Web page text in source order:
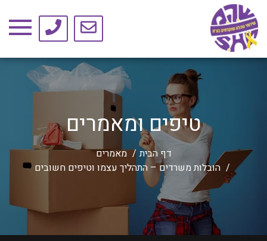
טיפים ומאמרים
דף הבית
מאמרים
הובלות משרדים – התהליך עצמו וטיפים חשובים